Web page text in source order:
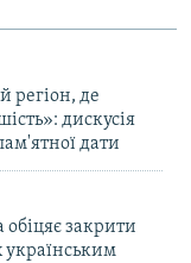
регіон, де
дискусія
дати
обіцяє закрити